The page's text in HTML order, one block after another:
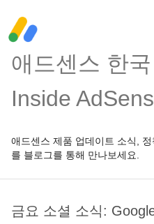
애드센스 한
Inside
애드센스 제품 업데이트 소식,
를 블로그를 통해 만나보세요.
금요 소셜 소식: